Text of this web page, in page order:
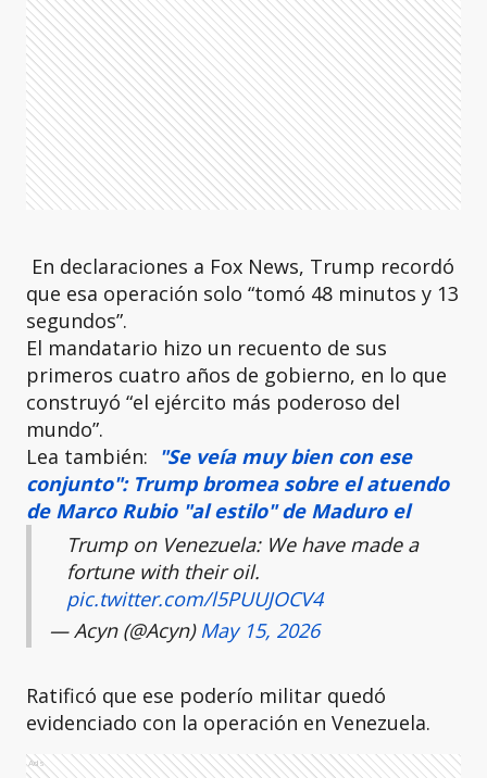
En declaraciones a Fox News, Trump recordó
que esa operación solo “tomó 48 minutos y 13
segundos”.
El mandatario hizo un recuento de sus
primeros cuatro años de gobierno, en lo que
construyó “el ejército más poderoso del
mundo”.
Lea también: "Se veía muy bien con ese
conjunto": Trump bromea sobre el atuendo
de Marco Rubio "al estilo" de Maduro el
Trump on Venezuela: We have made a
fortune with their oil.
pic.twitter.com/l5PUUJOCV4
— Acyn (@Acyn) May 15, 2026
Ratificó que ese poderío militar quedó
evidenciado con la operación en Venezuela.
Ads